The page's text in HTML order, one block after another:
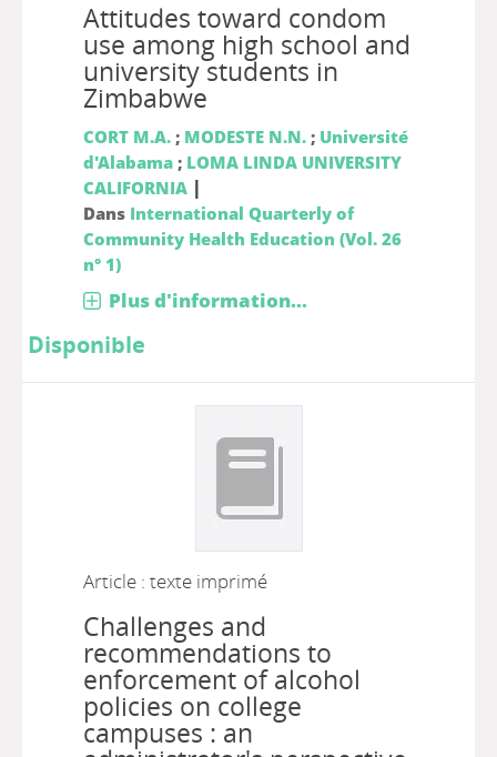
Attitudes toward condom
use among high school and
university students in
Zimbabwe
CORT M.A.; MODESTE N.N.; Université
d'Alabama; LOMA LINDA UNIVERSITY
CALIFORNIA |
Dans International Quarterly of
Community Health Education (Vol. 26
n° 1)
Plus d'information...
Disponible
Article : texte imprimé
Challenges and
recommendations to
enforcement of alcohol
policies on college
campuses : an